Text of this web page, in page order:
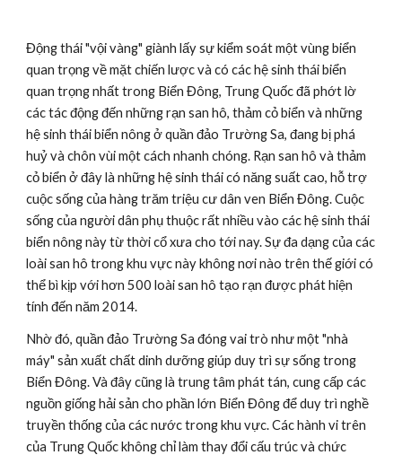
Động thái "vội vàng" giành lấy sự kiểm soát một vùng biển
quan trọng về mặt chiến lược và có các hệ sinh thái biển
quan trọng nhất trong Biển Đông, Trung Quốc đã phớt lờ
các tác động đến những rạn san hô, thảm cỏ biển và những
hệ sinh thái biển nông ở quần đảo Trường Sa, đang bị phá
huỷ và chôn vùi một cách nhanh chóng. Rạn san hô và thảm
cỏ biển ở đây là những hệ sinh thái có năng suất cao, hỗ trợ
cuộc sống của hàng trăm triệu cư dân ven Biển Đông. Cuộc
sống của người dân phụ thuộc rất nhiều vào các hệ sinh thái
biển nông này từ thời cổ xưa cho tới nay. Sự đa dạng của các
loài san hô trong khu vực này không nơi nào trên thế giới có
thể bì kịp với hơn 500 loài san hô tạo rạn được phát hiện
tính đến năm 2014.
Nhờ đó, quần đảo Trường Sa đóng vai trò như một "nhà
máy" sản xuất chất dinh dưỡng giúp duy trì sự sống trong
Biển Đông. Và đây cũng là trung tâm phát tán, cung cấp các
nguồn giống hải sản cho phần lớn Biển Đông để duy trì nghề
truyền thống của các nước trong khu vực. Các hành vi trên
của Trung Quốc không chỉ làm thay đổi cấu trúc và chức